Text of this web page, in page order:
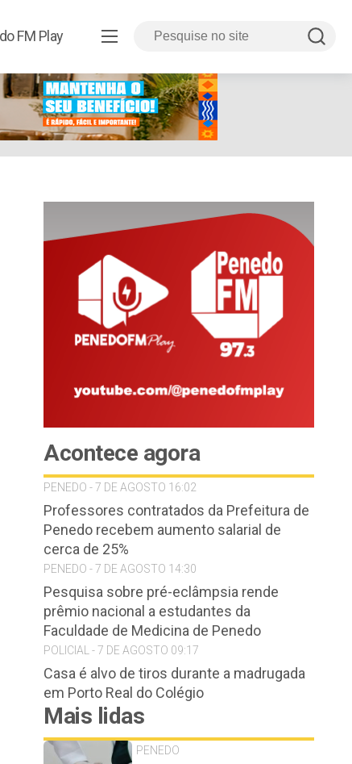
FM Play
Acontece agora
PENEDO - 7 DE AGOSTO 16:02
Professores contratados da Prefeitura de
Penedo recebem aumento salarial de
cerca de 25%
PENEDO - 7 DE AGOSTO 14:30
Pesquisa sobre pré-eclâmpsia rende
prêmio nacional a estudantes da
Faculdade de Medicina de Penedo
POLICIAL - 7 DE AGOSTO 09:17
Casa é alvo de tiros durante a madrugada
em Porto Real do Colégio
Mais lidas
PENEDO